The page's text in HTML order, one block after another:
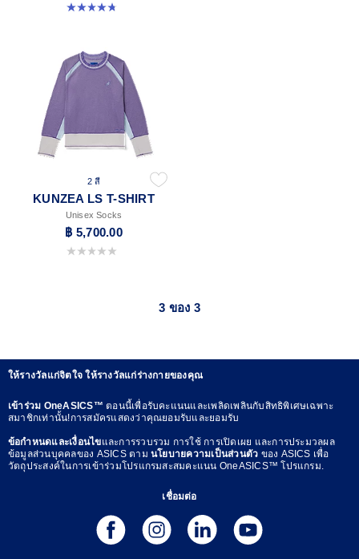
4.7 จาก 5 ดาว 18 รีวิว
2 สี
KUNZEA LS T-SHIRT
Unisex Socks
฿ 5,700.00
0.0 จาก 5 ดาว
3 ของ 3
ให้รางวัลแก่จิตใจ ให้รางวัลแก่ร่างกายของคุณ
เข้าร่วม OneASICS™ตอนนี้เพื่อรับคะแนนและเพลิดเพลินกับสิทธิพิเศษเฉพาะ
สมาชิกเท่านั้น!การสมัครแสดงว่าคุณยอมรับและยอมรับ
ข้อกำหนดและเงื่อนไขและการรวบรวม การใช้ การเปิดเผย และการประมวลผล
ข้อมูลส่วนบุคคลของ ASICS ตาม นโยบายความเป็นส่วนตัว ของ ASICS เพื่อ
วัตถุประสงค์ในการเข้าร่วมโปรแกรมสะสมคะแนน OneASICS™ โปรแกรม.
เชื่อมต่อ